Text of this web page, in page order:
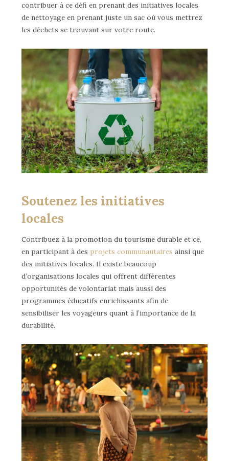
contribuer à ce défi en prenant des initiatives locales
de nettoyage en prenant juste un sac où vous mettrez
les déchets se trouvant sur votre route.
Soutenez les initiatives
locales
Contribuez à la promotion du tourisme durable et ce,
en participant à des projets communautaires ainsi que
des initiatives locales. Il existe beaucoup
d’organisations locales qui offrent différentes
opportunités de volontariat mais aussi des
programmes éducatifs enrichissants afin de
sensibiliser les voyageurs quant à l’importance de la
durabilité.